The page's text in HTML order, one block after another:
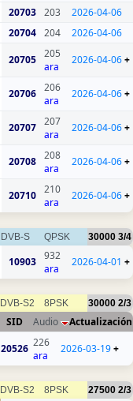
20703 203
2026-04-06
20704 204
2026-04-06
20705 205
ara
2026-04-06+
20706 206
ara
2026-04-06+
20707 207
ara
2026-04-06+
20708 208
ara
2026-04-06+
20710 210
ara
2026-04-06+
DVB-S QPSK 30000 3/4
10903 932
ara
2026-04-01 +
DVB-S2 8PSK 30000 2/3
SID Audio
Actualización
20526 226
ara
2026-03-19+
DVB-S2 8PSK 27500 2/3